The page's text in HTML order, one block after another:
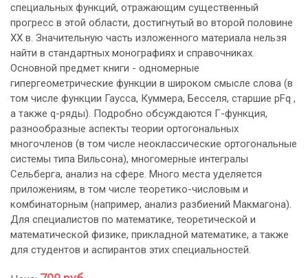
специальных функций, отражающим существенный
прогресс в этой области, достигнутый во второй половине
XX в. Значительную часть изложенного материала нельзя
найти в стандартных монографиях и справочниках.
Основной предмет книги - одномерные
гипергеометрические функции в широком смысле слова (в
том числе функции Гаусса, Куммера, Бесселя, старшие pFq ,
а также q-ряды). Подробно обсуждаются Г-функция,
разнообразные аспекты теории ортогональных
многочленов (в том числе неоклассические ортогональные
системы типа Вильсона), многомерные интегралы
Сельберга, анализ на сфере. Много места уделяется
приложениям, в том числе теоретико-числовым и
комбинаторным (например, анализ разбиений Макмагона).
Для специалистов по математике, теоретической и
математической физике, прикладной математике, а также
для студентов и аспирантов этих специальностей.